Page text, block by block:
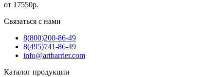
от 17550р.
Связаться с нами
8(800)200-86-49
8(495)741-86-49
info@artbarrier.com
Каталог продукции